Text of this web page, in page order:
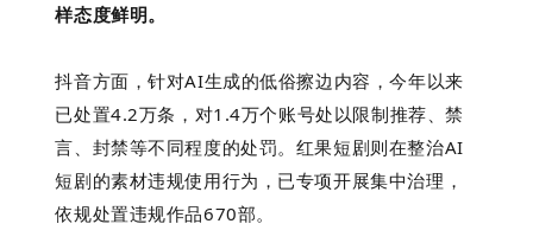
样态度鲜明。
抖音方面，针对AI生成的低俗擦边内容，今年以来
已处置4.2万条，对1.4万个账号处以限制推荐、禁
言、封禁等不同程度的处罚。红果短剧则在整治AI
短剧的素材违规使用行为，已专项开展集中治理，
依规处置违规作品670部。